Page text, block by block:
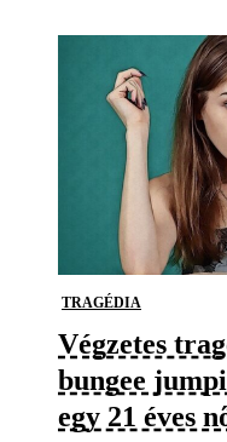
TRAGÉDIA
Végzetes
bungee
egy 21 éves